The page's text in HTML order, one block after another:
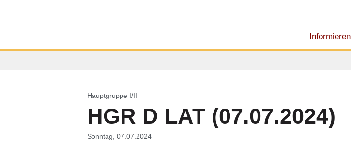
Informieren
Hauptgruppe I/II
HGR D LAT (07.07.2024)
Sonntag, 07.07.2024